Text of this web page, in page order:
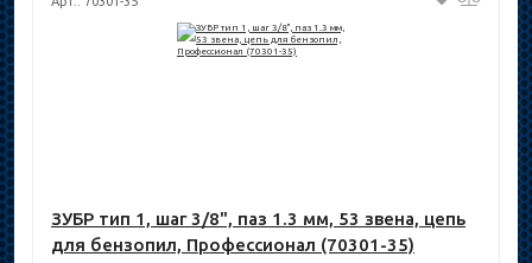
ЗУБР тип 1, шаг 3/8", паз 1.3 мм, 53 звена, цепь
для бензопил, Профессионал (70301-35)